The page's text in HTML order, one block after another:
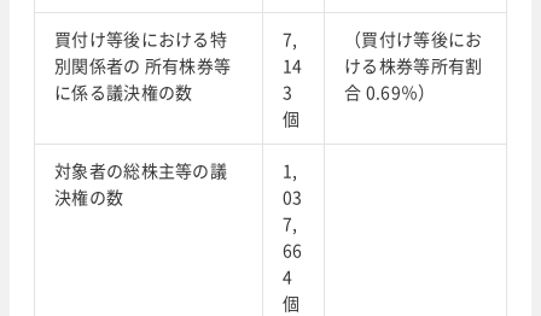
買付け等後における特
別関係者の 所有株券等
に係る議決権の数
7,
14
3
個
（買付け等後にお
ける株券等所有割
合 0.69％）
対象者の総株主等の議
決権の数
1,
03
7,
66
4
個